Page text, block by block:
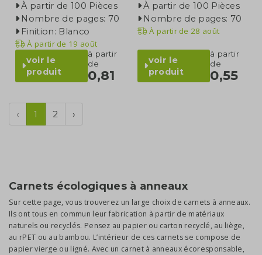
À partir de 100 Pièces
Nombre de pages: 70
Finition: Blanco
À partir de 19 août
voir le
produit
à partir
de
0,81
À partir de 100 Pièces
Nombre de pages: 70
À partir de 28 août
voir le
produit
à partir
de
0,55
‹ 1 2 ›
Carnets écologiques à anneaux
Sur cette page, vous trouverez un large choix de carnets à anneaux.
Ils ont tous en commun leur fabrication à partir de matériaux
naturels ou recyclés. Pensez au papier ou carton recyclé, au liège,
au rPET ou au bambou. L’intérieur de ces carnets se compose de
papier vierge ou ligné. Avec un carnet à anneaux écoresponsable,